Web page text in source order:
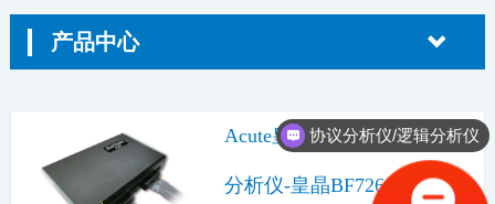
产品中心
Acute皇晶 MIPI D-PHY 协议
分析仪-皇晶BF7264B协议分
协议分析仪/逻辑分析仪